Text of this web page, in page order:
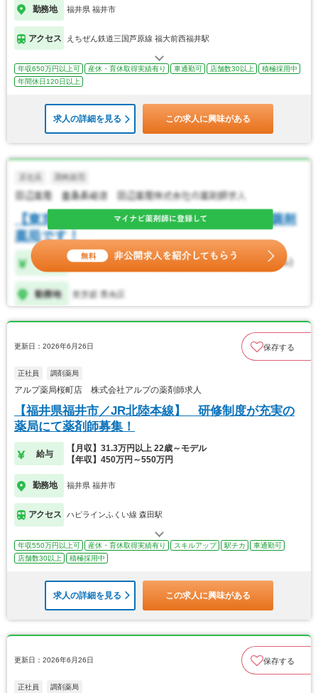
勤務地 福井県 福井市
アクセス えちぜん鉄道三国芦原線 福大前西福井駅
年収650万円以上可 産休・育休取得実績有り 車通勤可 店舗数30以上
積極採用中
年間休日120日以上
求人の詳細を見る この求人に興味がある
更新日：2026年6月26日 保存する
正社員 調剤薬局
アルプ薬局桜町店 株式会社アルプの薬剤師求人
【福井県福井市／JR北陸本線】 研修制度が充実の
薬局にて薬剤師募集！
給与
【月収】31.3万円以上 22歳～モデル
【年収】450万円～550万円
勤務地 福井県 福井市
アクセス ハピラインふくい線 森田駅
年収550万円以上可 産休・育休取得実績有り スキルアップ 駅チカ
車通勤可
店舗数30以上
積極採用中
求人の詳細を見る この求人に興味がある
更新日：2026年6月26日 保存する
正社員 調剤薬局